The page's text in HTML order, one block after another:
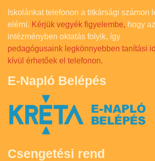
Iskolánkat telefonon a titkársági számon
elérni. Kérjük vegyék figyelembe, hogy az
intézményben oktatás folyik, így
pedagógusaink legkönnyebben tanítási
kívül érhetőek el telefonon.
E-Napló Belépés
Csengetési rend